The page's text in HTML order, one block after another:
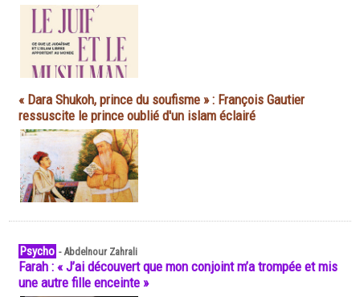
« Dara Shukoh, prince du soufisme » : François Gautier
ressuscite le prince oublié d'un islam éclairé
Psycho -Abdelnour Zahrali
Farah : « J’ai découvert que mon conjoint m’a trompée et mis
une autre fille enceinte »